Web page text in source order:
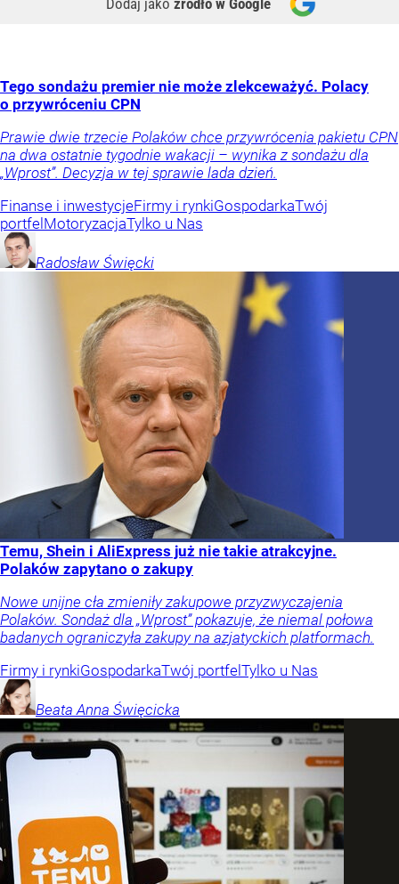
Dodaj jako źródło w Google
Tego sondażu premier nie może zlekceważyć. Polacy
o przywróceniu CPN
Prawie dwie trzecie Polaków chce przywrócenia pakietu CPN
na dwa ostatnie tygodnie wakacji – wynika z sondażu dla
„Wprost”. Decyzja w tej sprawie lada dzień.
Finanse i inwestycjeFirmy i rynkiGospodarkaTwój
portfel MotoryzacjaTylko u Nas
Radosław Święcki
Temu, Shein i AliExpress już nie takie atrakcyjne.
Polaków zapytano o zakupy
Nowe unijne cła zmieniły zakupowe przyzwyczajenia
Polaków. Sondaż dla „Wprost” pokazuje, że niemal połowa
badanych ograniczyła zakupy na azjatyckich platformach.
Firmy i rynkiGospodarkaTwój portfel Tylko u Nas
Beata Anna Święcicka